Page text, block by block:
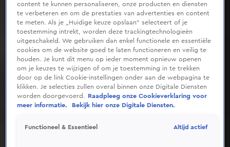
content te kunnen personaliseren, onze producten en diensten
te verbeteren en om de prestaties van advertenties en content
te meten. Als je „Huidige keuze opslaan” selecteert of je
toestemming intrekt, worden deze trackingtechnologieën
uitgeschakeld. We gebruiken dan enkel functionele en essentiële
cookies om de website goed te laten functioneren en veilig te
houden. Je kunt dit menu op ieder moment opnieuw openen
om je keuzes te wijzigen of om je toestemming in te trekken
door op de link Cookie-instellingen onder aan de webpagina te
klikken. Je selecties zullen overal binnen onze Digitale Diensten
worden doorgevoerd.
Raadpleeg onze Cookieverklaring voor
meer informatie.
Bekijk hier onze Digitale Diensten.
Functioneel & Essentieel Altijd actief